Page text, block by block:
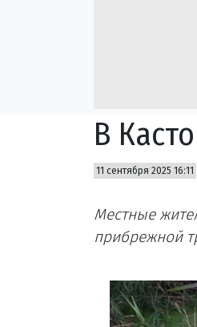
В
11 сентября 2025 16:11
Местные
прибрежной